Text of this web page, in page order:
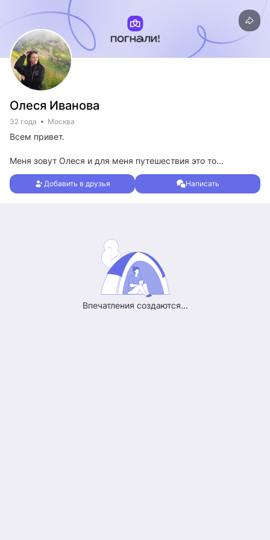
Олеся Иванова
32 года Москва
Всем привет.
Меня зовут Олеся и для меня путешествия это то
единственное ради чего стоит работать)))
Стараюсь максимально познавать новые места, города и
Люблю автостоп, походы, жизнь в палатке. Но при этом
прекрасно отношусь к отелям, ресторанам.
Вообщем для меня главное дома не сидеть!
Добавить в друзья Написать
Впечатления создаются...